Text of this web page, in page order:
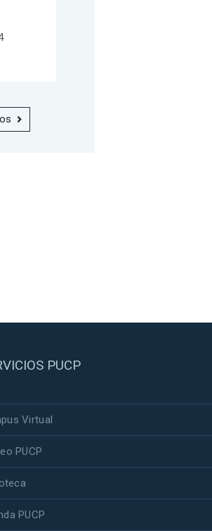
PUCP
Virtual
PUCP
PUCP